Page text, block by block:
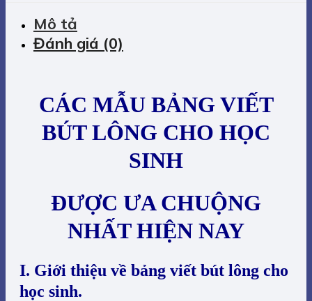
Mô tả
Đánh giá (0)
CÁC MẪU BẢNG VIẾT
BÚT LÔNG CHO HỌC
SINH
ĐƯỢC ƯA CHUỘNG
NHẤT HIỆN NAY
I. Giới thiệu về bảng viết bút lông cho
học sinh.